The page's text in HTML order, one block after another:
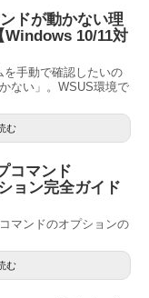
ドが動かない理
Windows 10/11対
を手動で確認したいの
ない」。WSUS環境で
む
コマンド
ョン完全ガイド
マンドのオプションの
む